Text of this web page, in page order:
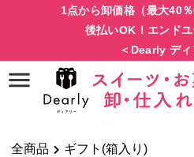
1点から卸価格（最大40
後払いOK！エンド
＜Dearly ディ
全商品 ギフト(箱入り)